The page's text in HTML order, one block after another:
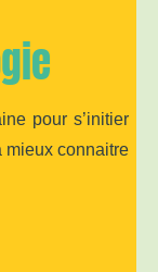
pour s’initier
mieux connaitre